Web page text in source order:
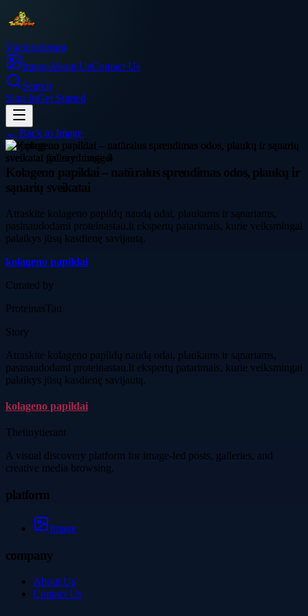
Thetinytierant
ImageAbout UsContact Us
Search
Sign InGet Started
← Back to Image
shopping
Kolageno papildai – natūralus sprendimas odos, plaukų ir
sąnarių sveikatai
Atraskite kolageno papildų naudą odai, plaukams ir sąnariams,
pasinaudodami proteinastau.lt ekspertų patarimais, kurie veiksmingai
palaikys jūsų kasdienę savijautą.
kolageno papildai
Curated by
ProteinasTau
Story
Atraskite kolageno papildų naudą odai, plaukams ir sąnariams,
pasinaudodami proteinastau.lt ekspertų patarimais, kurie veiksmingai
palaikys jūsų kasdienę savijautą.
kolageno papildai
Thetinytierant
A visual discovery platform for image-led posts, galleries, and
creative media browsing.
platform
Image
company
About Us
Contact Us